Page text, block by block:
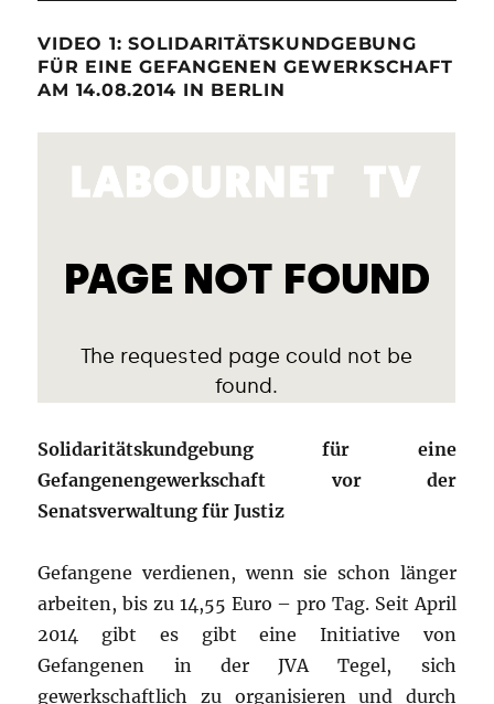
VIDEO 1: SOLIDARITÄTSKUNDGEBUNG
FÜR EINE GEFANGENEN GEWERKSCHAFT
AM 14.08.2014 IN BERLIN
Solidaritätskundgebung für eine
Gefangenengewerkschaft vor der
Senatsverwaltung für Justiz
Gefangene verdienen, wenn sie schon länger
arbeiten, bis zu 14,55 Euro – pro Tag. Seit April
2014 gibt es gibt eine Initiative von
Gefangenen in der JVA Tegel, sich
gewerkschaftlich zu organisieren und durch